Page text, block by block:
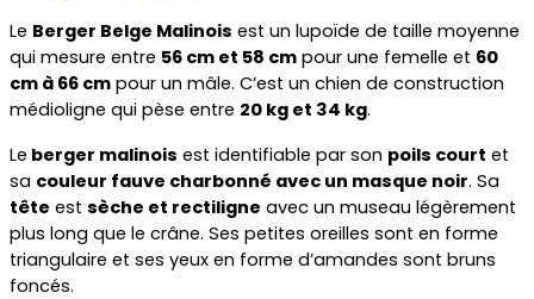
Le Berger Belge Malinois est un lupoïde de taille moyenne
qui mesure entre 56 cm et 58 cm pour une femelle et 60
cm à 66 cm pour un mâle. C’est un chien de construction
médioligne qui pèse entre 20 kg et 34 kg.
Le berger malinois est identifiable par son poils court et
sa couleur fauve charbonné avec un masque noir
tête est sèche et rectiligne avec un museau légèrement
plus long que le crâne. Ses petites oreilles sont en forme
triangulaire et ses yeux en forme d’amandes sont bruns
foncés.